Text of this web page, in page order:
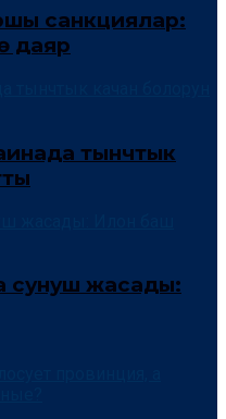
санкциялар:
даяр
тынчтык
сунуш жасады: